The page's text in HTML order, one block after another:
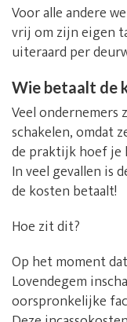
Voor alle andere
vrij om zijn eigen
uiteraard per
Wie betaalt de
Veel ondernemers
schakelen, omdat
de praktijk hoef je
In veel gevallen is
de kosten betaalt!
Hoe zit dit?
Op het moment
Lovendegem
oorspronkelijke